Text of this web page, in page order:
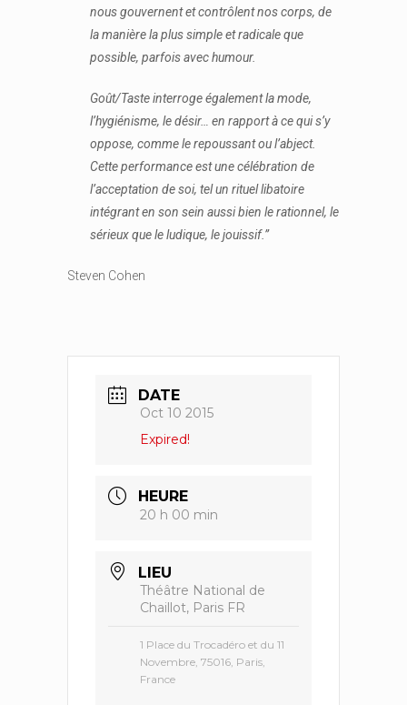
nous gouvernent et contrôlent nos corps, de
la manière la plus simple et radicale que
possible, parfois avec humour.
Goût/Taste interroge également la mode,
l’hygiénisme, le désir… en rapport à ce qui s’y
oppose, comme le repoussant ou l’abject.
Cette performance est une célébration de
l’acceptation de soi, tel un rituel libatoire
intégrant en son sein aussi bien le rationnel, le
sérieux que le ludique, le jouissif.”
Steven Cohen
DATE
Oct 10 2015
Expired!
HEURE
20 h 00 min
LIEU
Théâtre National de
Chaillot, Paris FR
1 Place du Trocadéro et du 11
Novembre, 75016, Paris,
France